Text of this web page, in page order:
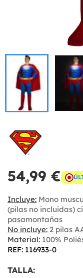
54,99 €
Incluye: Mono
(pilas no incluidas)
pasamontañas
No incluye: 2 pilas
Material: 100%
REF: 116933-0
TALLA: